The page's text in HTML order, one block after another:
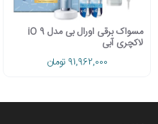
مسواک برقی اورال بی مدل iO 9
لاکچری آبی
91,962,000 تومان